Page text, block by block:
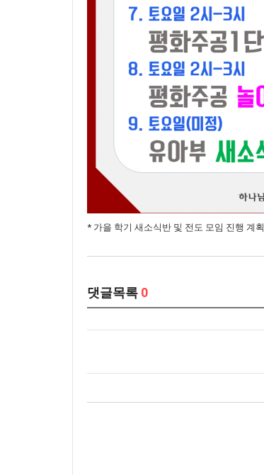
* 가을 학기 새소식반 및 전도 모임 진행 계획
댓글목록 0